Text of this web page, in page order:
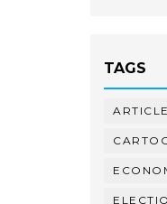
TAGS
ARTICLE